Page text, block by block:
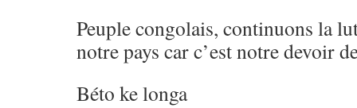
Peuple congolais, continuons la
notre pays car c’est notre devoir
Béto ke longa